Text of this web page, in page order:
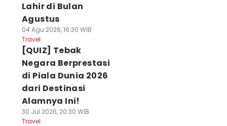
Lahir di Bulan
Agustus
04 Agu 2026, 16:30 WIB
Travel
[QUIZ] Tebak
Negara Berprestasi
di Piala Dunia 2026
dari Destinasi
Alamnya Ini!
30 Jul 2026, 20:30 WIB
Travel